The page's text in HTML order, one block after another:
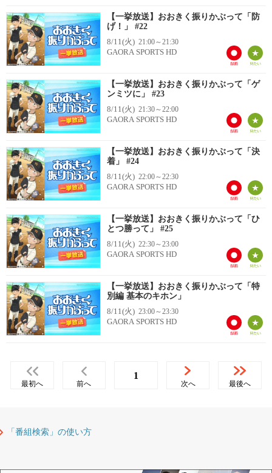
【一挙放送】おおきく振りかぶって「防
げ！」 #22
8/11(火) 21:00～21:30
GAORA SPORTS HD
【一挙放送】おおきく振りかぶって「ゲ
ンミツに」 #23
8/11(火) 21:30～22:00
GAORA SPORTS HD
【一挙放送】おおきく振りかぶって「決
着」 #24
8/11(火) 22:00～22:30
GAORA SPORTS HD
【一挙放送】おおきく振りかぶって「ひ
とつ勝って」 #25
8/11(火) 22:30～23:00
GAORA SPORTS HD
【一挙放送】おおきく振りかぶって「特
別編 基本のキホン」
8/11(火) 23:00～23:30
GAORA SPORTS HD
最初へ 前へ
1
次へ 最後へ
「番組検索」の使い方